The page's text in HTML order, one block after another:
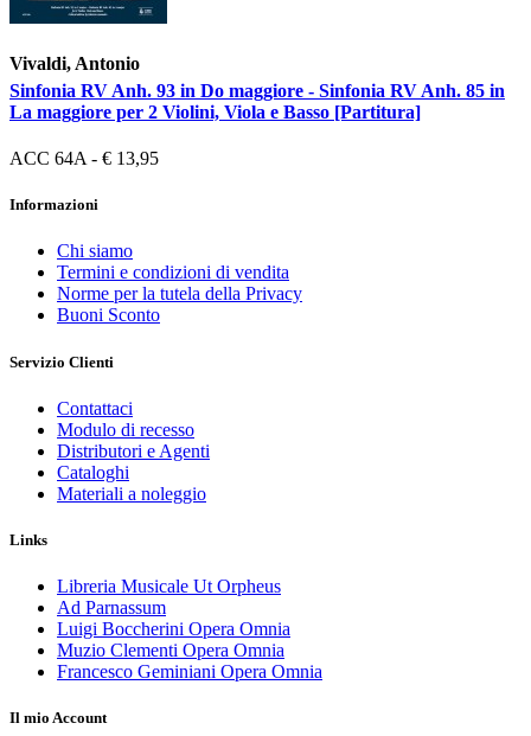
Vivaldi, Antonio
Sinfonia RV Anh. 93 in Do maggiore - Sinfonia RV Anh. 85 in
La maggiore per 2 Violini, Viola e Basso [Partitura]
ACC 64A - € 13,95
Informazioni
Chi siamo
Termini e condizioni di vendita
Norme per la tutela della Privacy
Buoni Sconto
Servizio Clienti
Contattaci
Modulo di recesso
Distributori e Agenti
Cataloghi
Materiali a noleggio
Links
Libreria Musicale Ut Orpheus
Ad Parnassum
Luigi Boccherini Opera Omnia
Muzio Clementi Opera Omnia
Francesco Geminiani Opera Omnia
Il mio Account